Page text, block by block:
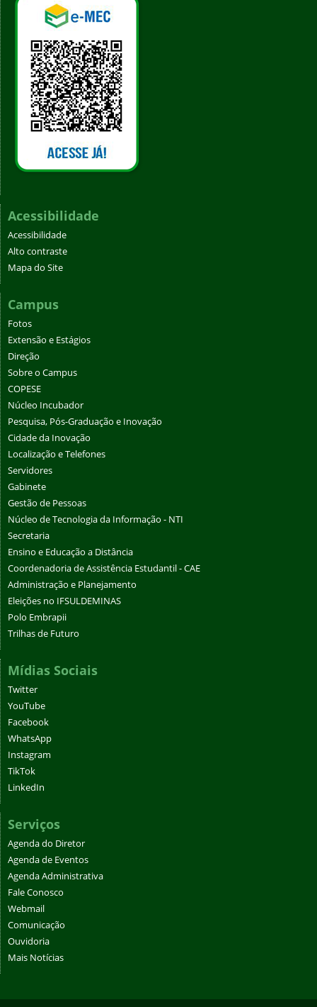
Acessibilidade
Acessibilidade
Alto contraste
Mapa do Site
Campus
Fotos
Extensão e Estágios
Direção
Sobre o Campus
COPESE
Núcleo Incubador
Pesquisa, Pós-Graduação e Inovação
Cidade da Inovação
Localização e Telefones
Servidores
Gabinete
Gestão de Pessoas
Núcleo de Tecnologia da Informação - NTI
Secretaria
Ensino e Educação a Distância
Coordenadoria de Assistência Estudantil - CAE
Administração e Planejamento
Eleições no IFSULDEMINAS
Polo Embrapii
Trilhas de Futuro
Mídias Sociais
Twitter
YouTube
Facebook
WhatsApp
Instagram
TikTok
LinkedIn
Serviços
Agenda do Diretor
Agenda de Eventos
Agenda Administrativa
Fale Conosco
Webmail
Comunicação
Ouvidoria
Mais Notícias